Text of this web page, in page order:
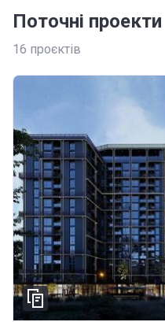
Поточні проекти
16 проєктів